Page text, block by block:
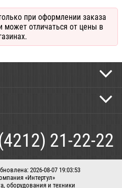
при оформлении заказа
может отличаться от цены в
21-22-22
2026-08-07 19:03:53
«Интертул»
оборудования и техники